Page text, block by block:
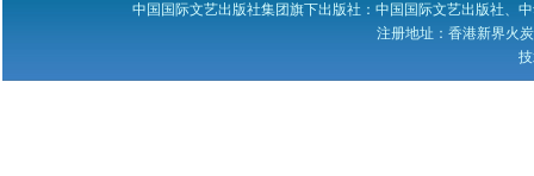
中国国际文艺出版社集团旗下出版社：中国国际文艺出版社、
注册地址：香港新界火